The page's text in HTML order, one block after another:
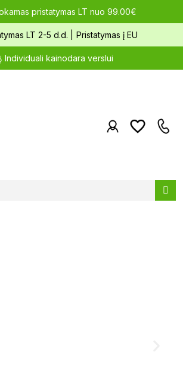
pristatymas LT nuo 99.00€
LT 2-5 d.d. | Pristatymas į EU
Individuali kainodara verslui